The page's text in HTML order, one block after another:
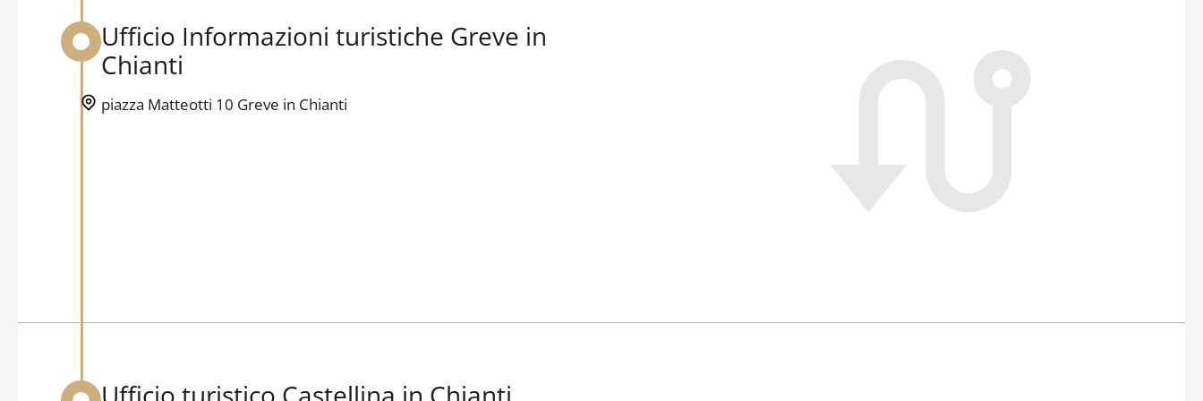
Back to table of contents
Ufficio Informazioni turistiche Greve in
Chianti
piazza Matteotti 10 Greve in Chianti
Back to table of contents